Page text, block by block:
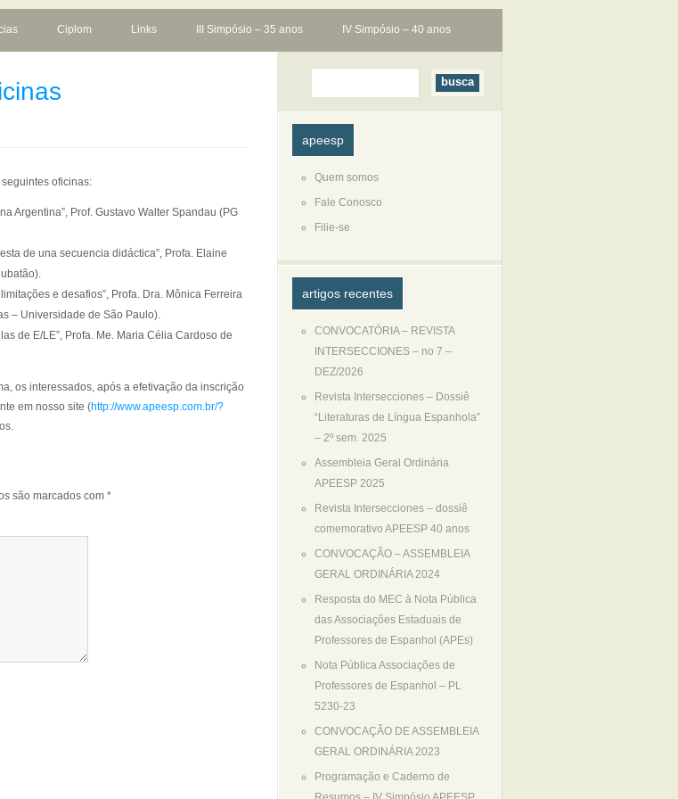
Ciplom Links III Simpósio – 35 anos IV Simpósio – 40 anos
oficinas:
Argentina”, Prof. Gustavo Walter Spandau (PG
de una secuencia didáctica”, Profa. Elaine
e desafios”, Profa. Dra. Mônica Ferreira
– Universidade de São Paulo).
de E/LE”, Profa. Me. Maria Célia Cardoso de
os interessados, após a efetivação da inscrição
em nosso site (http://www.apeesp.com.br/?
são marcados com *
apeesp
Quem somos
Fale Conosco
Filie-se
artigos recentes
CONVOCATÓRIA – REVISTA
INTERSECCIONES – no 7 –
DEZ/2026
Revista Intersecciones – Dossiê
“Literaturas de Língua Espanhola”
– 2º sem. 2025
Assembleia Geral Ordinária
APEESP 2025
Revista Intersecciones – dossiê
comemorativo APEESP 40 anos
CONVOCAÇÃO – ASSEMBLEIA
GERAL ORDINÁRIA 2024
Resposta do MEC à Nota Pública
das Associações Estaduais de
Professores de Espanhol (APEs)
Nota Pública Associações de
Professores de Espanhol – PL
5230-23
CONVOCAÇÃO DE ASSEMBLEIA
GERAL ORDINÁRIA 2023
Programação e Caderno de